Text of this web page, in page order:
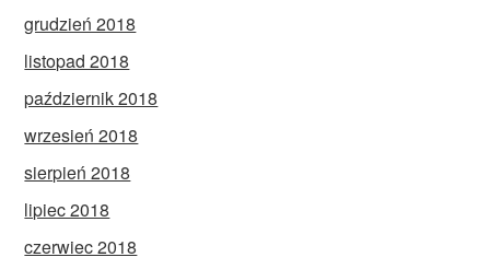
grudzień 2018
listopad 2018
październik 2018
wrzesień 2018
sierpień 2018
lipiec 2018
czerwiec 2018